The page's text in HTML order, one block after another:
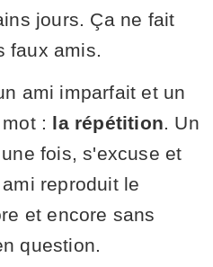
jours. Ça ne fait
faux amis.
ami imparfait et un
: la répétition. Un
fois, s'excuse et
reproduit le
et encore sans
question.